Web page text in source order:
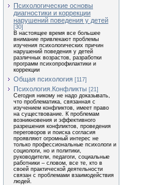
Психологические основы
диагностики и коррекции
нарушений поведения у детей
[30]
В настоящее время все большее
внимание привлекают проблемы
изучения психологических причин
нарушений поведения у детей
различных возрастов, разработки
программ психопрофилактики и
коррекции
Общая психология [117]
Психология.Конфликты [21]
Сегодня никому не надо доказывать,
что проблематика, связанная с
изучением конфликтов, имеет право
на существование. К проблемам
возникновения и эффективного
разрешения конфликтов, проведения
переговоров и поиска согласия
проявляют огромный интерес не
только профессиональные психологи и
социологи, но и политики,
руководители, педагоги, социальные
работники – словом, все те, кто в
своей практической деятельности
связан с проблемами взаимодействия
людей.